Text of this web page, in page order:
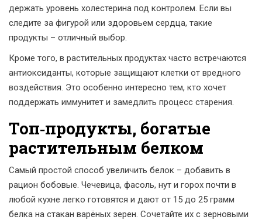
держать уровень холестерина под контролем. Если вы
следите за фигурой или здоровьем сердца, такие
продукты – отличный выбор.
Кроме того, в растительных продуктах часто встречаются
антиоксиданты, которые защищают клетки от вредного
воздействия. Это особенно интересно тем, кто хочет
поддержать иммунитет и замедлить процесс старения.
Топ‑продукты, богатые
растительным белком
Самый простой способ увеличить белок – добавить в
рацион бобовые. Чечевица, фасоль, нут и горох почти в
любой кухне легко готовятся и дают от 15 до 25 грамм
белка на стакан варёных зерен. Сочетайте их с зерновыми